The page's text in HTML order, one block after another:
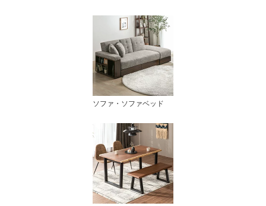
ソファ・ソファベッド